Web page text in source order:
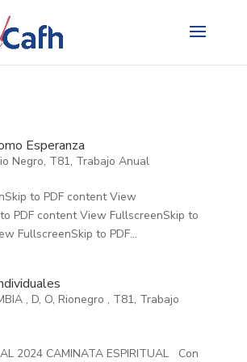
Esperanza
Negro, T81, Trabajo Anual
to PDF content View
PDF content View FullscreenSkip to
FullscreenSkip to PDF...
, D, O, Rionegro , T81, Trabajo
2024 CAMINATA ESPIRITUAL Con